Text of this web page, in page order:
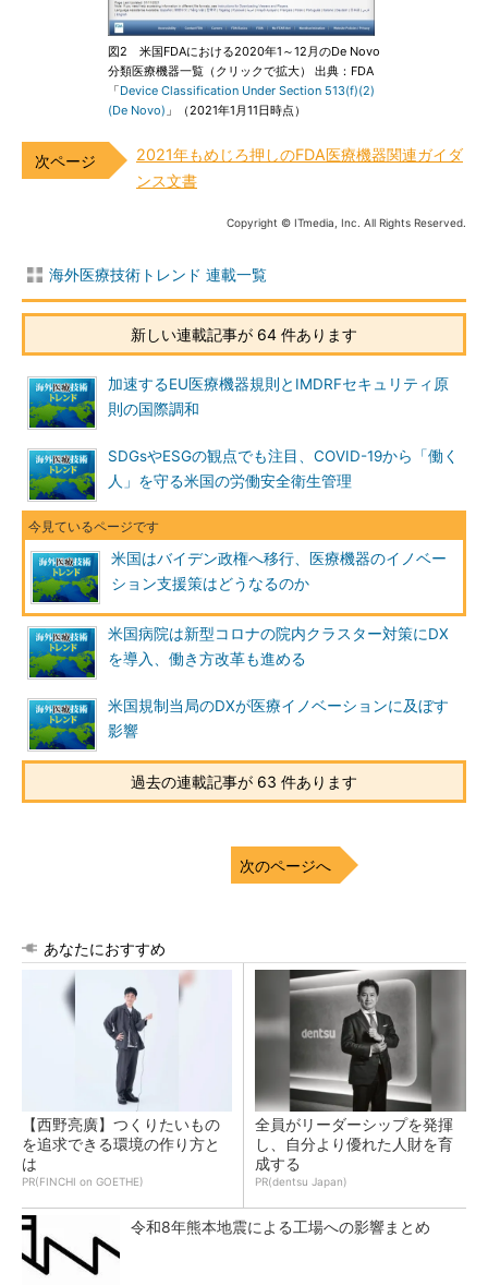
図2 米国FDAにおける2020年1～12月のDe Novo
分類医療機器一覧（クリックで拡大） 出典：FDA
「Device Classification Under Section 513(f)(2)
(De Novo) 」（2021年1月11日時点）
2021年もめじろ押しのFDA医療機器関連ガイダ
ンス文書
Copyright © ITmedia, Inc. All Rights Reserved.
海外医療技術トレンド 連載一覧
新しい連載記事が 64 件あります
加速するEU医療機器規則とIMDRFセキュリティ原
則の国際調和
SDGsやESGの観点でも注目、COVID-19から「働く
人」を守る米国の労働安全衛生管理
米国はバイデン政権へ移行、医療機器のイノベー
ション支援策はどうなるのか
米国病院は新型コロナの院内クラスター対策にDX
を導入、働き方改革も進める
米国規制当局のDXが医療イノベーションに及ぼす
影響
過去の連載記事が 63 件あります
次のページへ
あなたにおすすめ
【西野亮廣】つくりたいもの
を追求できる環境の作り方と
は
PR(FINCHI on GOETHE)
全員がリーダーシップを発揮
し、自分より優れた人財を育
成する
PR(dentsu Japan)
令和8年熊本地震による工場への影響まとめ